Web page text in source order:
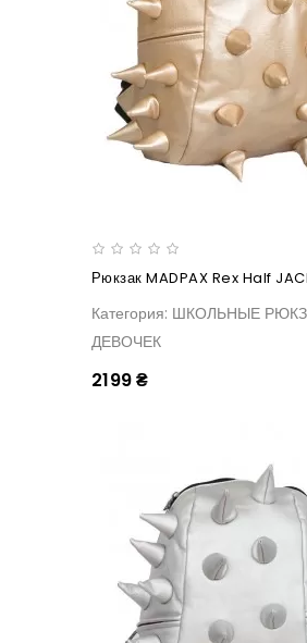
Рюкзак MADPAX Rex Half
Категория: ШКОЛЬНЫЕ
ДЕВОЧЕК
2199 ₴